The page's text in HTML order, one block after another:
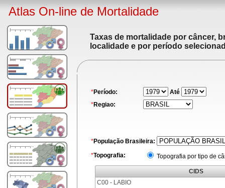
Atlas On-line de Mortalidade
Taxas de mortalidade por câncer,
localidade e por período
*Período:
Até
*Regiao:
*População Brasileira:
*Topografia: Topografia por tipo de
CIDS
C00 - LABIO